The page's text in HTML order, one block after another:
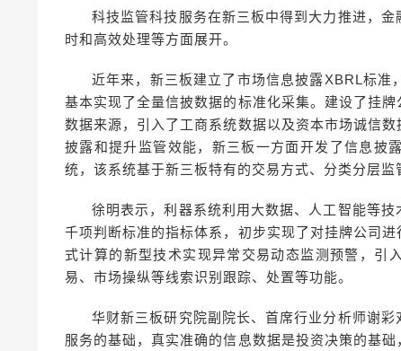
科技监管科技服务在新三板中得到大力推进，
时和高效处理等方面展开。
近年来，新三板建立了市场信息披露XBRL标准
基本实现了全量信披数据的标准化采集。建设了挂
数据来源，引入了工商系统数据以及资本市场诚信
披露和提升监管效能，新三板一方面开发了信息披
统，该系统基于新三板特有的交易方式、分类分层监
徐明表示，利器系统利用大数据、人工智能等
千项判断标准的指标体系，初步实现了对挂牌公司
式计算的新型技术实现异常交易动态监测预警，引
易、市场操纵等线索识别跟踪、处置等功能。
华财新三板研究院副院长、首席行业分析师谢
服务的基础，真实准确的信息数据是投资决策的基